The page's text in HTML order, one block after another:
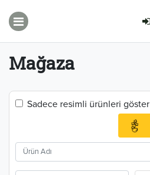
Mağaza
Sadece resimli ürünleri göster